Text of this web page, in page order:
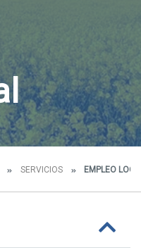
SERVICIOS EMPLEO